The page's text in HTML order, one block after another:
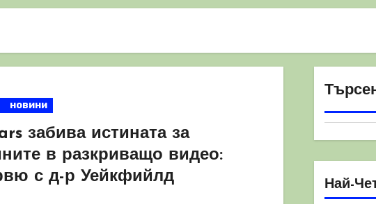
новини
забива истината за
в разкриващо видео:
с д-р Уейкфийлд
Най-